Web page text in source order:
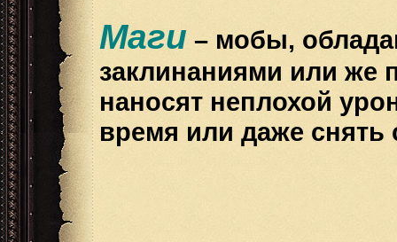
Маги – мобы,
заклинаниями или же
наносят неплохой
время или даже